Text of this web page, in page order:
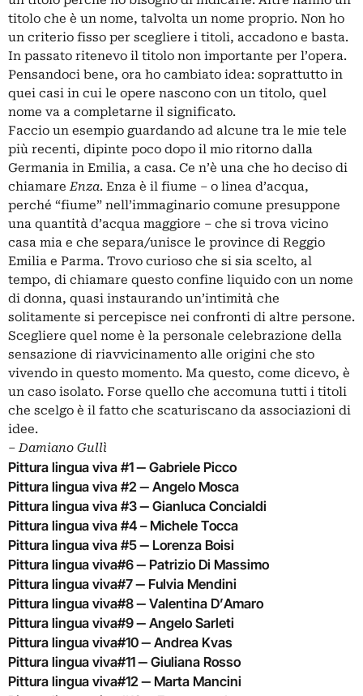
titolo che è un nome, talvolta un nome proprio. Non ho
un criterio fisso per scegliere i titoli, accadono e basta.
In passato ritenevo il titolo non importante per l’opera.
Pensandoci bene, ora ho cambiato idea: soprattutto in
quei casi in cui le opere nascono con un titolo, quel
nome va a completarne il significato.
Faccio un esempio guardando ad alcune tra le mie tele
più recenti, dipinte poco dopo il mio ritorno dalla
Germania in Emilia, a casa. Ce n’è una che ho deciso di
chiamare Enza. Enza è il fiume ‒ o linea d’acqua,
perché “fiume” nell’immaginario comune presuppone
una quantità d’acqua maggiore ‒ che si trova vicino
casa mia e che separa/unisce le province di Reggio
Emilia e Parma. Trovo curioso che si sia scelto, al
tempo, di chiamare questo confine liquido con un nome
di donna, quasi instaurando un’intimità che
solitamente si percepisce nei confronti di altre persone.
Scegliere quel nome è la personale celebrazione della
sensazione di riavvicinamento alle origini che sto
vivendo in questo momento. Ma questo, come dicevo, è
un caso isolato. Forse quello che accomuna tutti i titoli
che scelgo è il fatto che scaturiscano da associazioni di
idee.
‒ Damiano Gullì
Pittura lingua viva #1 ‒ Gabriele Picco
Pittura lingua viva #2 ‒ Angelo Mosca
Pittura lingua viva #3 ‒ Gianluca Concialdi
Pittura lingua viva #4 – Michele Tocca
Pittura lingua viva #5 ‒ Lorenza Boisi
Pittura lingua viva#6 ‒ Patrizio Di Massimo
Pittura lingua viva#7 ‒ Fulvia Mendini
Pittura lingua viva#8 ‒ Valentina D’Amaro
Pittura lingua viva#9 ‒ Angelo Sarleti
Pittura lingua viva#10 ‒ Andrea Kvas
Pittura lingua viva#11 ‒ Giuliana Rosso
Pittura lingua viva#12 ‒ Marta Mancini